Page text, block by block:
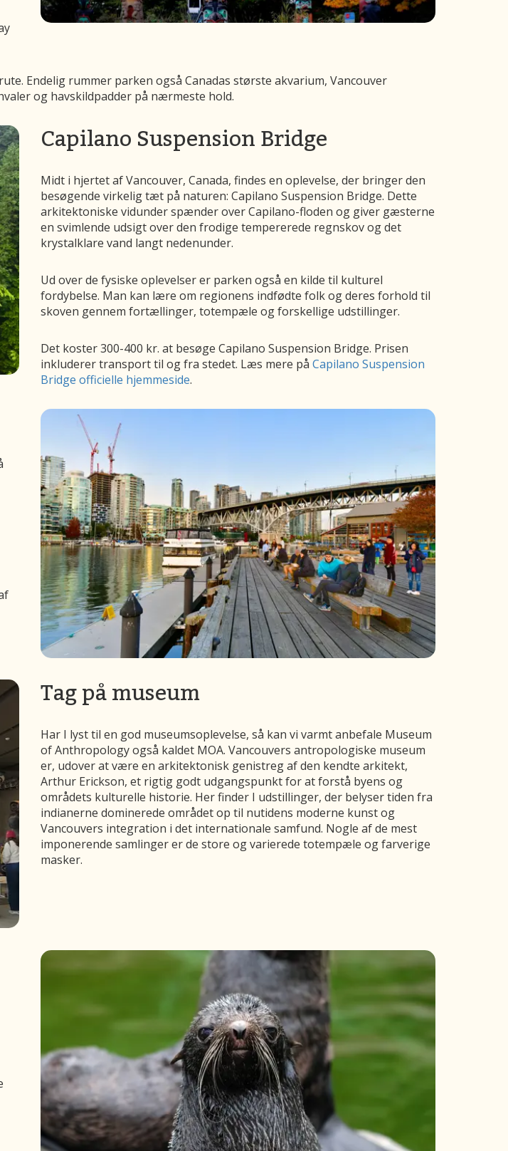
Endelig rummer parken også Canadas største akvarium, Vancouver
og havskildpadder på nærmeste hold.
Capilano Suspension Bridge
Midt i hjertet af Vancouver, Canada, findes en oplevelse, der bringer den
besøgende virkelig tæt på naturen: Capilano Suspension Bridge. Dette
arkitektoniske vidunder spænder over Capilano-floden og giver gæsterne
en svimlende udsigt over den frodige tempererede regnskov og det
krystalklare vand langt nedenunder.
Ud over de fysiske oplevelser er parken også en kilde til kulturel
fordybelse. Man kan lære om regionens indfødte folk og deres forhold til
skoven gennem fortællinger, totempæle og forskellige udstillinger.
Det koster 300-400 kr. at besøge Capilano Suspension Bridge. Prisen
inkluderer transport til og fra stedet. Læs mere på Capilano Suspension
Bridge officielle hjemmeside.
Tag på museum
Har I lyst til en god museumsoplevelse, så kan vi varmt anbefale Museum
of Anthropology også kaldet MOA. Vancouvers antropologiske museum
er, udover at være en arkitektonisk genistreg af den kendte arkitekt,
Arthur Erickson, et rigtig godt udgangspunkt for at forstå byens og
områdets kulturelle historie. Her finder I udstillinger, der belyser tiden fra
indianerne dominerede området op til nutidens moderne kunst og
Vancouvers integration i det internationale samfund. Nogle af de mest
imponerende samlinger er de store og varierede totempæle og farverige
masker.